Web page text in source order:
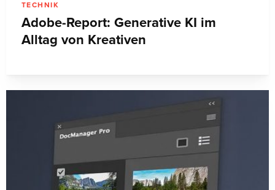
TECHNIK
Adobe-Report: Generative KI im
Alltag von Kreativen